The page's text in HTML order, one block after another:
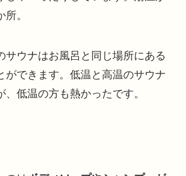
。
サウナはお風呂と同じ場所にある
ができます。低温と高温のサウナ
、低温の方も熱かったです。